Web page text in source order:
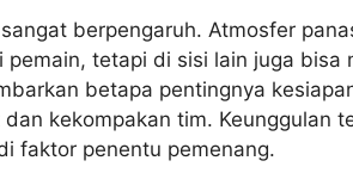
berpengaruh. Atmosfer
tetapi di sisi lain juga bisa
betapa pentingnya
kekompakan tim. Keunggulan
faktor penentu pemenang.